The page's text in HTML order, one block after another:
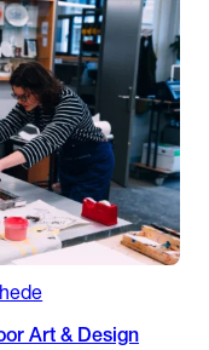
Art & Design